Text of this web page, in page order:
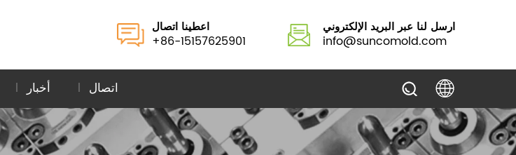
اعطينا اتصال
+86-15157625901
ارسل لنا عبر البريد الإلكتروني
info@suncomold.com
أخبار اتصال